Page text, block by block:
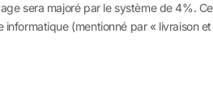
sera majoré par le système de 4%.
(mentionné par « livraison